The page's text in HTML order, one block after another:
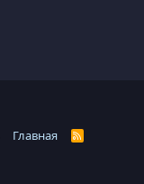
Главная
R